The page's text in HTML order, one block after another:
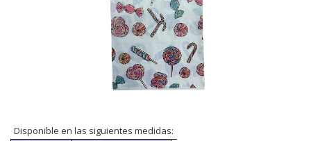
Disponible en las siguientes medidas: